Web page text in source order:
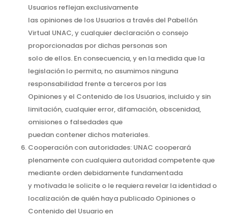
Usuarios reflejan exclusivamente
las opiniones de los Usuarios a través del Pabellón
Virtual UNAC, y cualquier declaración o consejo
proporcionadas por dichas personas son
solo de ellos. En consecuencia, y en la medida que la
legislación lo permita, no asumimos ninguna
responsabilidad frente a terceros por las
Opiniones y el Contenido de los Usuarios, incluido y sin
limitación, cualquier error, difamación, obscenidad,
omisiones o falsedades que
puedan contener dichos materiales.
Cooperación con autoridades: UNAC cooperará
plenamente con cualquiera autoridad competente que
mediante orden debidamente fundamentada
y motivada le solicite o le requiera revelar la identidad o
localización de quién haya publicado Opiniones o
Contenido del Usuario en